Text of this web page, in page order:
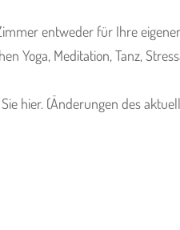
entweder für Ihre
Yoga, Meditation, Tanz,
hier. (Änderungen des